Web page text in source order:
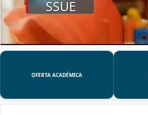
SSUE
OFERTA ACADÉMICA